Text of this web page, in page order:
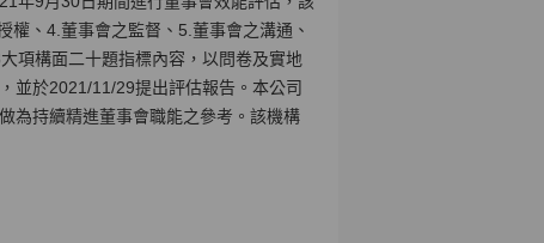
、4.董事會之監督、5.董事會之溝通、
項構面二十題指標內容，以問卷及實地
並於2021/11/29提出評估報告。本公司
為持續精進董事會職能之參考。該機構